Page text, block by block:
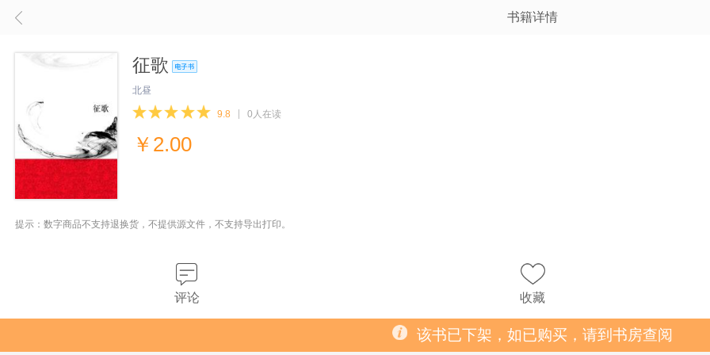
书籍详情
征歌
北昼
9.8 0人在读
￥ 2.00
提示：数字商品不支持退换货，不提供源文件，不支持导出打印。
评论 收藏
该书已下架，如已购买，请到书房查阅